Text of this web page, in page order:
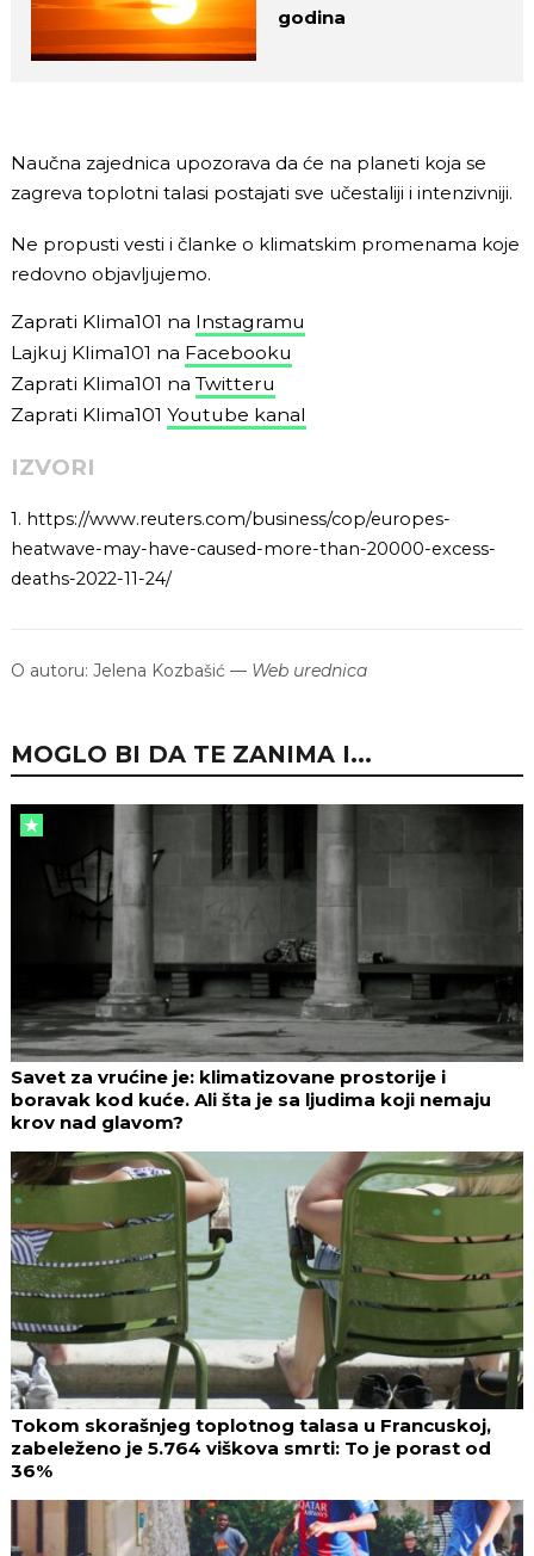
godina
Naučna zajednica upozorava da će na planeti koja se
zagreva toplotni talasi postajati sve učestaliji i intenzivniji.
Ne propusti vesti i članke o klimatskim promenama koje
redovno objavljujemo.
Zaprati Klima101 na Instagramu
Lajkuj Klima101 na Facebooku
Zaprati Klima101 na Twitteru
Zaprati Klima101 Youtube kanal
IZVORI
1. https://www.reuters.com/business/cop/europes-
heatwave-may-have-caused-more-than-20000-excess-
deaths-2022-11-24/
O autoru: Jelena Kozbašić — Web urednica
MOGLO BI DA TE ZANIMA I...
Savet za vrućine je: klimatizovane prostorije i
boravak kod kuće. Ali šta je sa ljudima koji nemaju
krov nad glavom?
Tokom skorašnjeg toplotnog talasa u Francuskoj,
zabeleženo je 5.764 viškova smrti: To je porast od
36%